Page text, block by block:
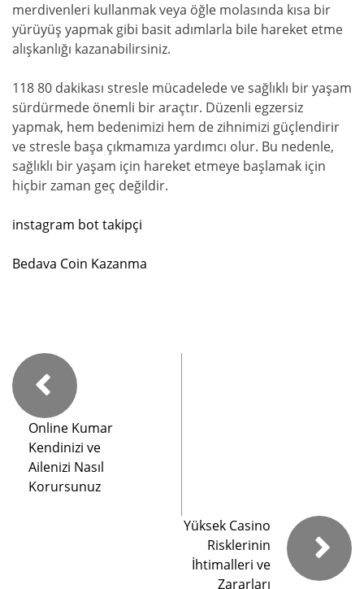
merdivenleri kullanmak veya öğle molasında kısa bir
yürüyüş yapmak gibi basit adımlarla bile hareket etme
alışkanlığı kazanabilirsiniz.
118 80 dakikası stresle mücadelede ve sağlıklı bir yaşam
sürdürmede önemli bir araçtır. Düzenli egzersiz
yapmak, hem bedenimizi hem de zihnimizi güçlendirir
ve stresle başa çıkmamıza yardımcı olur. Bu nedenle,
sağlıklı bir yaşam için hareket etmeye başlamak için
hiçbir zaman geç değildir.
instagram bot takipçi
Bedava Coin Kazanma
Online Kumar
Kendinizi ve
Ailenizi Nasıl
Korursunuz
Yüksek Casino
Risklerinin
İhtimalleri ve
Zararları